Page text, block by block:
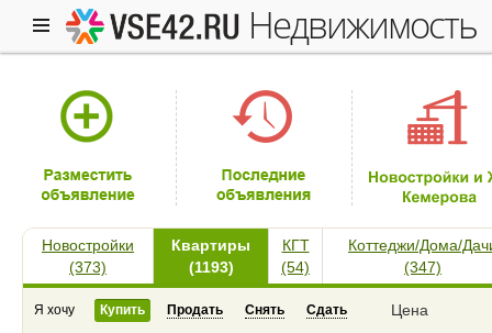
недвижимость
Новостройки
(373)
Квартиры
(1193)
КГТ
(54)
Коттеджи/Дома/
(347)
Я хочу Купить Продать Снять Сдать Цена